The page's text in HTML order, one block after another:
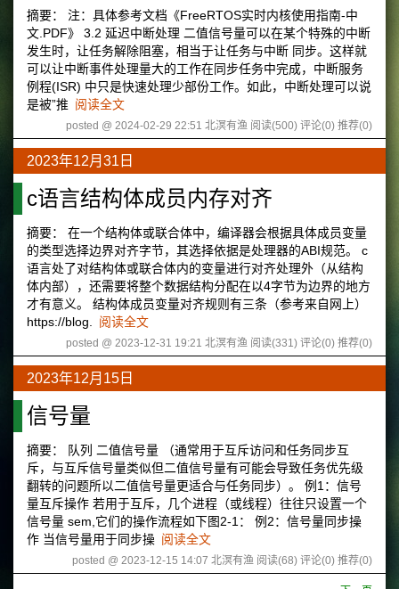
摘要： 注：具体参考文档《FreeRTOS实时内核使用指南-中
文.PDF》 3.2 延迟中断处理 二值信号量可以在某个特殊的中断
发生时，让任务解除阻塞，相当于让任务与中断 同步。这样就
可以让中断事件处理量大的工作在同步任务中完成，中断服务
例程(ISR) 中只是快速处理少部份工作。如此，中断处理可以说
是被”推 阅读全文
posted @ 2024-02-29 22:51 北溟有渔 阅读(500) 评论(0) 推荐(0)
2023年12月31日
c语言结构体成员内存对齐
摘要： 在一个结构体或联合体中，编译器会根据具体成员变量
的类型选择边界对齐字节，其选择依据是处理器的ABI规范。 c
语言处了对结构体或联合体内的变量进行对齐处理外（从结构
体内部），还需要将整个数据结构分配在以4字节为边界的地方
才有意义。 结构体成员变量对齐规则有三条（参考来自网上）
https://blog.
阅读全文
posted @ 2023-12-31 19:21 北溟有渔 阅读(331) 评论(0) 推荐(0)
2023年12月15日
信号量
摘要： 队列 二值信号量 （通常用于互斥访问和任务同步互
斥，与互斥信号量类似但二值信号量有可能会导致任务优先级
翻转的问题所以二值信号量更适合与任务同步）。 例1：信号
量互斥操作 若用于互斥，几个进程（或线程）往往只设置一个
信号量 sem,它们的操作流程如下图2-1： 例2：信号量同步操
作 当信号量用于同步操 阅读全文
posted @ 2023-12-15 14:07 北溟有渔 阅读(68) 评论(0) 推荐(0)